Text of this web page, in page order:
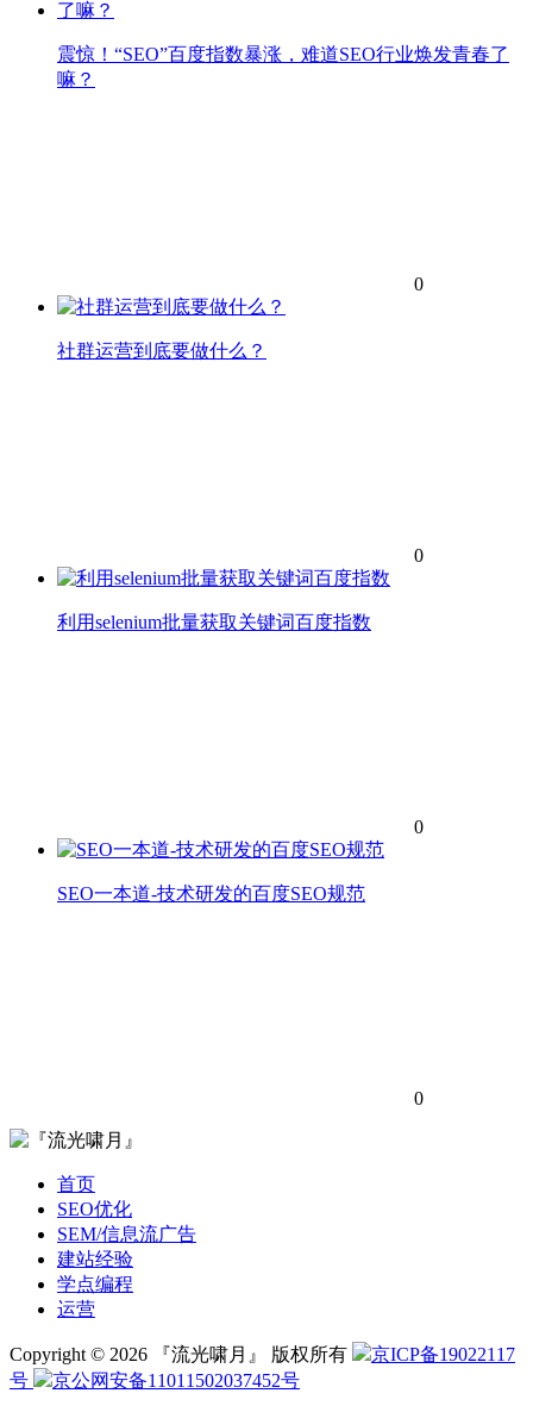
震惊！“SEO”百度指数暴涨，难道SEO行业焕发青春了
嘛？
0
社群运营到底要做什么？
0
利用selenium批量获取关键词百度指数
0
SEO一本道-技术研发的百度SEO规范
0
首页
SEO优化
SEM/信息流广告
建站经验
学点编程
运营
Copyright © 2026 『流光啸月』 版权所有
京ICP备19022117
号
京公网安备11011502037452号